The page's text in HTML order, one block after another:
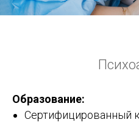
Образование:
Сертифицированный